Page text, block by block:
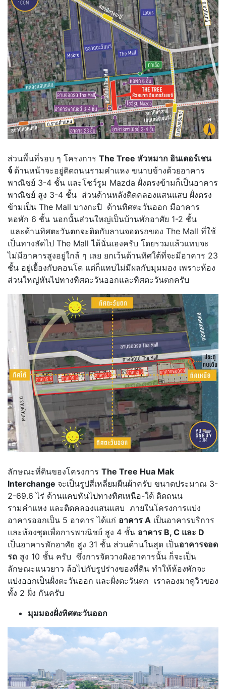
ส่วนพื้นที่รอบ ๆ โครงการ The Tree หัวหมาก อินเตอร์เชน
จ์ ด้านหน้าจะอยู่ติดถนนรามคำแหง ขนาบข้างด้วยอาคาร
พาณิชย์ 3-4 ชั้น และโชว์รูม Mazda ฝั่งตรงข้ามก็เป็นอาคาร
พาณิชย์ สูง 3-4 ชั้น ส่วนด้านหลังติดคลองแสนแสบ ฝั่งตรง
ข้ามเป็น The Mall บางกะปิ ด้านทิศตะวันออก มีอาคาร
หอพัก 6 ชั้น นอกนั้นส่วนใหญ่เป็นบ้านพักอาศัย 1-2 ชั้น
และด้านทิศตะวันตกจะติดกับลานจอดรถของ The Mall ที่ใช้
เป็นทางลัดไป The Mall ได้นั่นเองครับ โดยรวมแล้วแทบจะ
ไม่มีอาคารสูงอยู่ใกล้ ๆ เลย ยกเว้นด้านทิศใต้ที่จะมีอาคาร 23
ชั้น อยู่เยื้องกับคอนโด แต่ก็แทบไม่มีผลกับมุมมอง เพราะห้อง
ส่วนใหญ่หันไปทางทิศตะวันออกและทิศตะวันตกครับ
ลักษณะที่ดินของโครงการ The Tree Hua Mak
Interchange จะเป็นรูปสี่เหลี่ยมผืนผ้าครับ ขนาดประมาณ 3-
2-69.6 ไร่ ด้านแคบหันไปทางทิศเหนือ-ใต้ ติดถนน
รามคำแหง และติดคลองแสนแสบ ภายในโครงการแบ่ง
อาคารออกเป็น 5 อาคาร ได้แก่ อาคาร A เป็นอาคารบริการ
และห้องชุดเพื่อการพาณิชย์ สูง 4 ชั้น อาคาร B, C และ D
เป็นอาคารพักอาศัย สูง 31 ชั้น ส่วนด้านในสุด เป็นอาคารจอด
รถ สูง 10 ชั้น ครับ ซึ่งการจัดวางผังอาคารนั้น ก็จะเป็น
ลักษณะแนวยาว ล้อไปกับรูปร่างของที่ดิน ทำให้ห้องพักจะ
แบ่งออกเป็นฝั่งตะวันออก และฝั่งตะวันตก เราลองมาดูวิวของ
ทั้ง 2 ฝั่ง กันครับ
มุมมองฝั่งทิศตะวันออก